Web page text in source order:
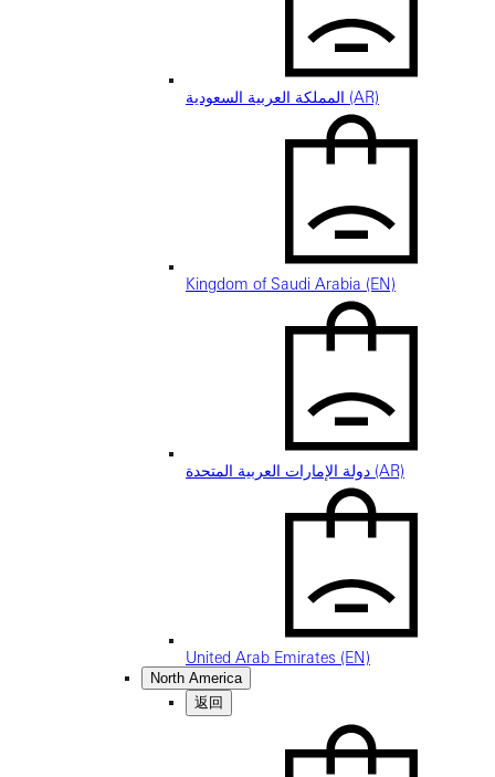
المملكة العربية السعودية (AR)
Kingdom of Saudi Arabia (EN)
دولة الإمارات العربية المتحدة (AR)
United Arab Emirates (EN)
North America
返回